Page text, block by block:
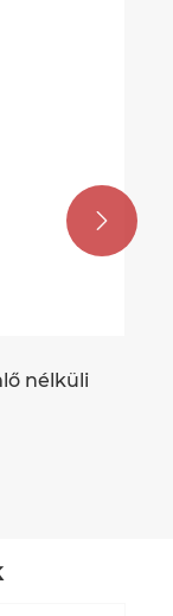
nélküli
